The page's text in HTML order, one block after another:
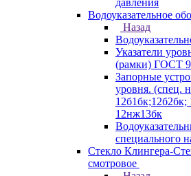
давления
Водоуказательное
Назад
Указатели
(рамки) ГОСТ
Запорные
уровня. (спец.
12б1бк;12б2бк;
12нж13бк
специального
Стекло Клингера-
смотровое